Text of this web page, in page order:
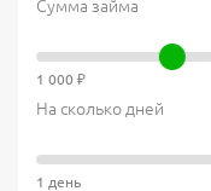
Сумма займа
1 000 ₽
На сколько дней
1 день